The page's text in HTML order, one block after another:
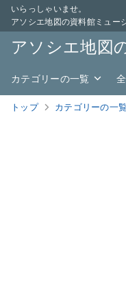
いらっしゃいませ。
アソシエ地図の資料館ミュー
アソシエ地図
カテゴリーの一覧
トップ カテゴリーの一覧